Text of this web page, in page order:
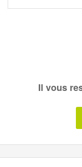
Il vous